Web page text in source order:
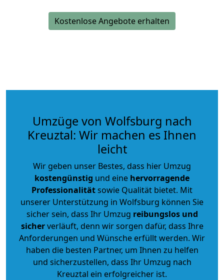
Kostenlose Angebote erhalten
Umzüge von Wolfsburg nach
Kreuztal: Wir machen es Ihnen
leicht
Wir geben unser Bestes, dass hier Umzug
kostengünstig und eine hervorragende
Professionalitätsowie Qualität bietet. Mit
unserer Unterstützung in Wolfsburg können Sie
sicher sein, dass Ihr Umzug reibungslos und
sicherverläuft, denn wir sorgen dafür, dass Ihre
Anforderungen und Wünsche erfüllt werden. Wir
haben die besten Partner, um Ihnen zu helfen
und sicherzustellen, dass Ihr Umzug nach
Kreuztal ein erfolgreicher ist.